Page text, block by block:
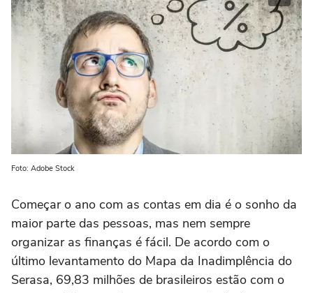
Foto: Adobe Stock
Começar o ano com as contas em dia é o sonho da
maior parte das pessoas, mas nem sempre
organizar as finanças é fácil. De acordo com o
último levantamento do Mapa da Inadimplência do
Serasa, 69,83 milhões de brasileiros estão com o